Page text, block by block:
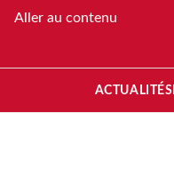
Aller au contenu
ACTUALITÉS